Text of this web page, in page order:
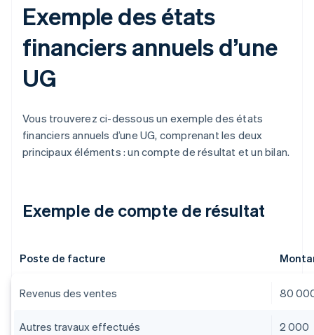
Exemple des états
financiers annuels d’une
UG
Vous trouverez ci-dessous un exemple des états
financiers annuels d’une UG, comprenant les deux
principaux éléments : un compte de résultat et un bilan.
Exemple de compte de résultat
Poste de facture
Revenus des ventes 80
Autres travaux effectués 2 000